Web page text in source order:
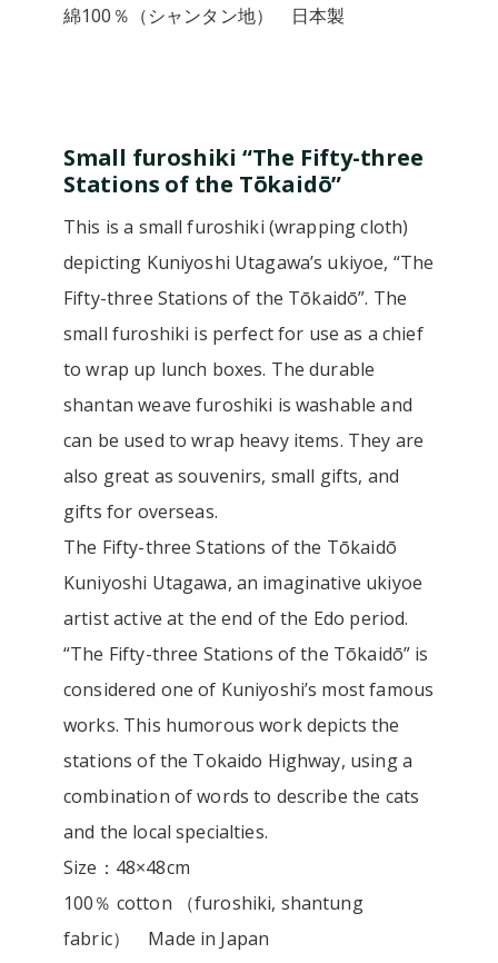
綿100％（シャンタン地） 日本製
Small furoshiki “The Fifty-three
Stations of the Tōkaidō”
This is a small furoshiki (wrapping cloth)
depicting Kuniyoshi Utagawa’s ukiyoe, “The
Fifty-three Stations of the Tōkaidō”. The
small furoshiki is perfect for use as a chief
to wrap up lunch boxes. The durable
shantan weave furoshiki is washable and
can be used to wrap heavy items. They are
also great as souvenirs, small gifts, and
gifts for overseas.
The Fifty-three Stations of the Tōkaidō
Kuniyoshi Utagawa, an imaginative ukiyoe
artist active at the end of the Edo period.
“The Fifty-three Stations of the Tōkaidō” is
considered one of Kuniyoshi’s most famous
works. This humorous work depicts the
stations of the Tokaido Highway, using a
combination of words to describe the cats
and the local specialties.
Size：48×48cm
100％ cotton （furoshiki, shantung
fabric） Made in Japan